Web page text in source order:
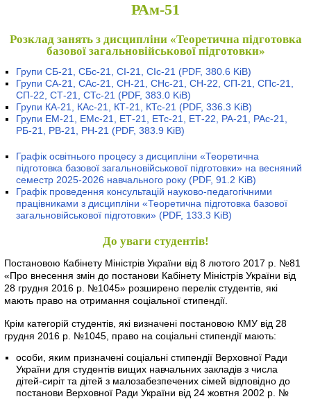
РАм-51
Розклад занять з дисципліни «Теоретична підготовка
базової загальновійськової підготовки»
Групи СБ-21, СБс-21, СІ-21, СІс-21 (PDF, 380.6 KiB)
Групи СА-21, САс-21, СН-21, СНс-21, СН-22, СП-21, СПс-21,
СП-22, СТ-21, СТс-21 (PDF, 383.0 KiB)
Групи КА-21, КАс-21, КТ-21, КТс-21 (PDF, 336.3 KiB)
Групи ЕМ-21, ЕМс-21, ЕТ-21, ЕТс-21, ЕТ-22, РА-21, РАс-21,
РБ-21, РВ-21, РН-21 (PDF, 383.9 KiB)
Графік освітнього процесу з дисципліни «Теоретична
підготовка базової загальновійськової підготовки» на весняний
семестр 2025-2026 навчального року (PDF, 91.2 KiB)
Графік проведення консультацій науково-педагогічними
працівниками з дисципліни «Теоретична підготовка базової
загальновійськової підготовки» (PDF, 133.3 KiB)
До уваги студентів!
Постановою Кабінету Міністрів України від 8 лютого 2017 р. №81
«Про внесення змін до постанови Кабінету Міністрів України від
28 грудня 2016 р. №1045» розширено перелік студентів, які
мають право на отримання соціальної стипендії.
Крім категорій студентів, які визначені постановою КМУ від 28
грудня 2016 р. №1045, право на соціальні стипендії мають:
особи, яким призначені соціальні стипендії Верховної Ради
України для студентів вищих навчальних закладів з числа
дітей-сиріт та дітей з малозабезпечених сімей відповідно до
постанови Верховної Ради України від 24 жовтня 2002 р. №